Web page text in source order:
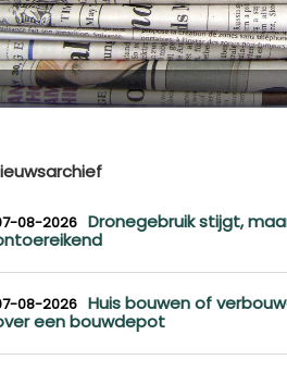
08-2026 Dronegebruik stijgt,
08-2026 Huis bouwen of
een bouwdepot